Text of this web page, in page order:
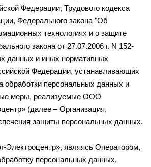
Федерации, Трудового кодекса
Федерального закона "Об
технологиях и о защите
закона от 27.07.2006 г. N 152-
данных и иных нормативных
Федерации, устанавливающих
обработки персональных данных и
меры, реализуемые ООО
(далее – Организация,
защиты персональных данных.
являясь Оператором,
персональных данных,